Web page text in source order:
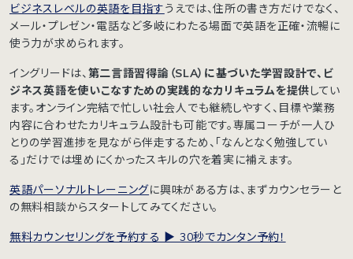
ビジネスレベルの英語を目指すうえでは、住所の書き方だけでなく、
メール・プレゼン・電話など多岐にわたる場面で英語を正確・流暢に
使う力が求められます。
イングリードは、第二言語習得論（SLA）に基づいた学習設計で、ビ
ジネス英語を使いこなすための実践的なカリキュラムを提供してい
ます。オンライン完結で忙しい社会人でも継続しやすく、目標や業務
内容に合わせたカリキュラム設計も可能です。専属コーチが一人ひ
とりの学習進捗を見ながら伴走するため、「なんとなく勉強してい
る」だけでは埋めにくかったスキルの穴を着実に補えます。
英語パーソナルトレーニングに興味がある方は、まずカウンセラーと
の無料相談からスタートしてみてください。
無料カウンセリングを予約する ▶︎ 30秒でカンタン予約！